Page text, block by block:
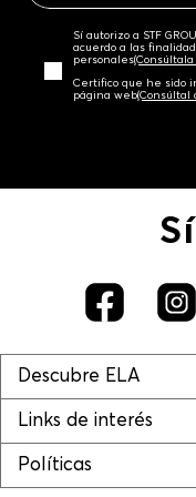
Sí autorizo a STF
acuerdo a las
personales‎(Consúltala
Certifico que he sido
página web‎(Consúltal
Descubre ELA
Links de interés
Políticas